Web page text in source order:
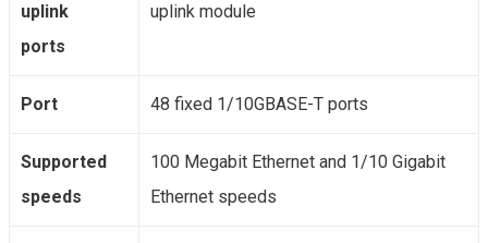
uplink
ports
uplink module
Port 48 fixed 1/10GBASE-T ports
Supported
speeds
100 Megabit Ethernet and 1/10 Gigabit
Ethernet speeds